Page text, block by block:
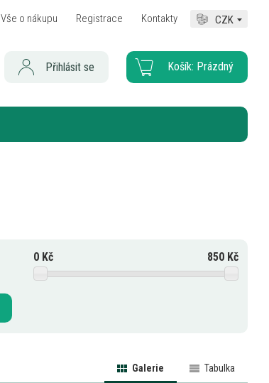
Vše o nákupu Registrace Kontakty CZK
Košík: Prázdný
Přihlásit se
0Kč 850Kč
Tabulka
Galerie